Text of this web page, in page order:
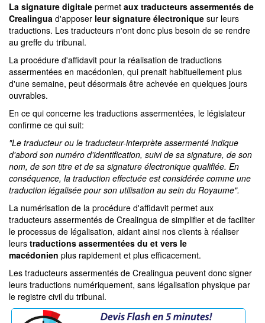
La signature digitale permet aux traducteurs assermentés de
Crealingua d'apposer leur signature électronique sur leurs
traductions. Les traducteurs n'ont donc plus besoin de se rendre
au greffe du tribunal.
La procédure d'affidavit pour la réalisation de traductions
assermentées en macédonien, qui prenait habituellement plus
d'une semaine, peut désormais être achevée en quelques jours
ouvrables.
En ce qui concerne les traductions assermentées, le législateur
confirme ce qui suit:
"Le traducteur ou le traducteur-interprète assermenté indique
d'abord son numéro d'identification, suivi de sa signature, de son
nom, de son titre et de sa signature électronique qualifiée. En
conséquence, la traduction effectuée est considérée comme une
traduction légalisée pour son utilisation au sein du Royaume".
La numérisation de la procédure d'affidavit permet aux
traducteurs assermentés de Crealingua de simplifier et de faciliter
le processus de légalisation, aidant ainsi nos clients à réaliser
leurs traductions assermentées du et vers le
macédonien plus rapidement et plus efficacement.
Les traducteurs assermentés de Crealingua peuvent donc signer
leurs traductions numériquement, sans légalisation physique par
le registre civil du tribunal.